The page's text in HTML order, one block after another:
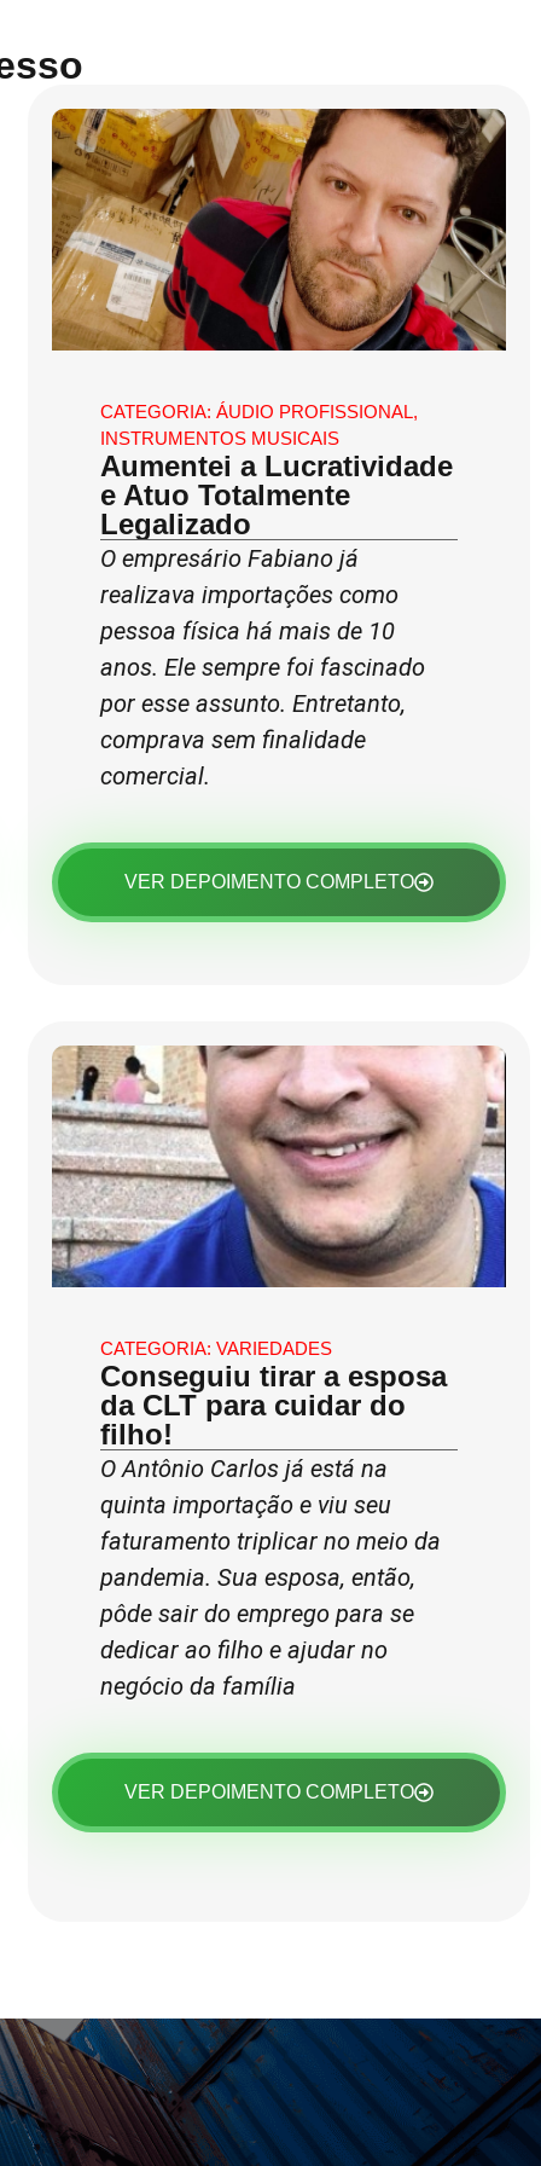
CATEGORIA: ÁUDIO PROFISSIONAL,
INSTRUMENTOS MUSICAIS
Aumentei a Lucratividade
e Atuo Totalmente
Legalizado
O empresário Fabiano já
realizava importações como
pessoa física há mais de 10
anos. Ele sempre foi fascinado
por esse assunto. Entretanto,
comprava sem finalidade
comercial.
VER DEPOIMENTO COMPLETO
CATEGORIA: VARIEDADES
Conseguiu tirar a esposa
da CLT para cuidar do
filho!
O Antônio Carlos já está na
quinta importação e viu seu
faturamento triplicar no meio da
pandemia. Sua esposa, então,
pôde sair do emprego para se
dedicar ao filho e ajudar no
negócio da família
VER DEPOIMENTO COMPLETO